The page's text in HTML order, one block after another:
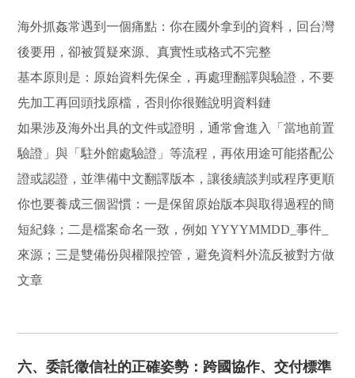
海外抓姦常遇到一個痛點：你在國外拿到的資料，回台灣
後要用，卻被質疑來源、真實性或格式不完整
基本原則是：原始資料先保全，再處理翻譯與驗證，不要
先加工再回頭找原檔，否則你很難說明資料鏈
如果涉及海外出具的文件或證明，通常會進入「當地前置
驗證」與「駐外館處驗證」等流程，再依用途可能搭配公
證或認證，並準備中文翻譯版本，讓後續談判或程序更順
你也要養成三個習慣：一是保留原始版本與取得過程的簡
短紀錄；二是檔案命名一致，例如 YYYYMMDD_事件_
來源；三是雙備份與權限控管，避免資料外流反被對方做
文章
六、委託徵信社的正確姿勢：跨國協作、交付標準